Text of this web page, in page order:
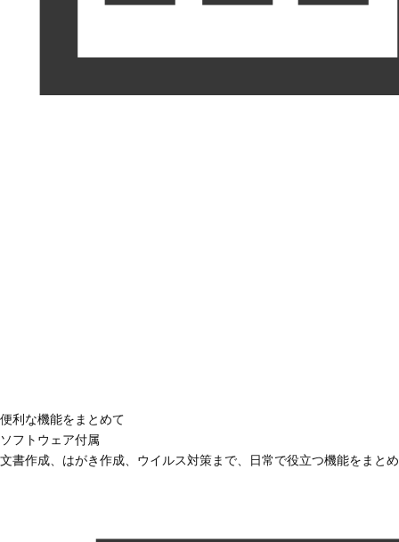
便利な機能をまとめて
ソフトウェア付属
文書作成、はがき作成、ウイルス対策まで、日常で役立つ機能をまと